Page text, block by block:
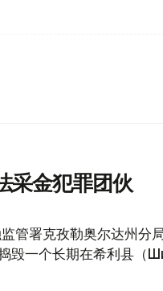
采金犯罪团伙
管署克孜勒奥尔达州分
毁一个长期在希利县（